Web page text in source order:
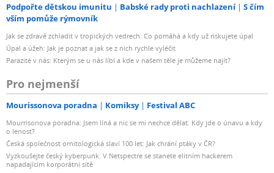
Podpořte dětskou imunitu Babské rady proti nachlazení
S čím
vším pomůže rýmovník
Jak se zdravě zchladit v tropických vedrech: Co pomáhá a kdy už riskujete úpal
Úpal a úžeh: Jak je poznat a jak se z nich rychle vyléčit
Parazité v nás: Kterým se u nás líbí a kde v našem těle je můžeme najít?
Pro nejmenší
Mourissonova poradna Komiksy Festival ABC
Mourrisonova poradna: Jsem líná a nic se mi nechce dělat: Kdy jde o únavu a kdy
o lenost?
Česká společnost ornitologická slaví 100 let: Jak chrání ptáky v ČR?
Vyzkoušejte český kyberpunk. V Netspectre se stanete elitním hackerem
napadajícím korporátní sítě